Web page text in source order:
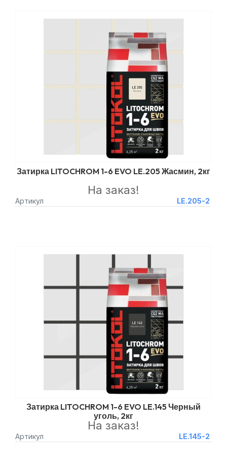
Затирка LITOCHROM 1-6 EVO LE.205 Жасмин, 2кг
Артикул LE.205-2
На заказ!
Затирка LITOCHROM 1-6 EVO LE.145 Черный
уголь, 2кг
Артикул LE.145-2
На заказ!